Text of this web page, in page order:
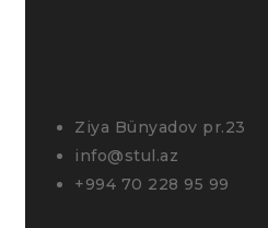
Ziya Bünyadov pr.23
info@stul.az
+994 70 228 95 99